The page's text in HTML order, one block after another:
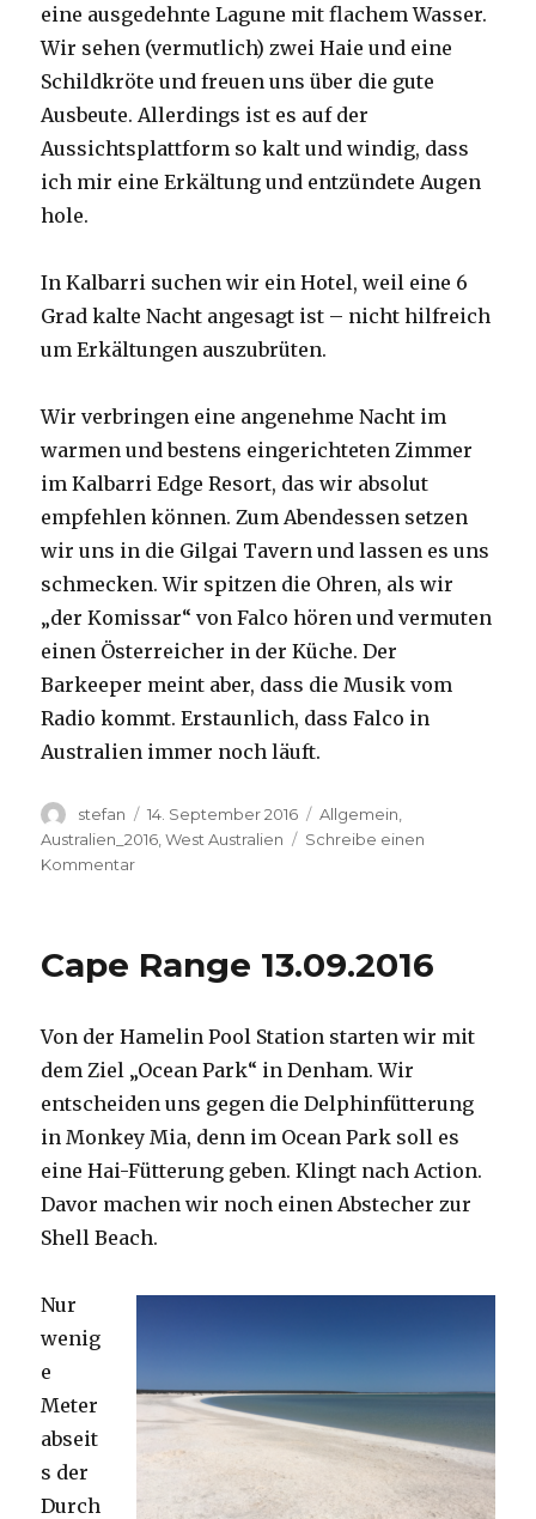
eine ausgedehnte Lagune mit flachem Wasser.
Wir sehen (vermutlich) zwei Haie und eine
Schildkröte und freuen uns über die gute
Ausbeute. Allerdings ist es auf der
Aussichtsplattform so kalt und windig, dass
ich mir eine Erkältung und entzündete Augen
hole.
In Kalbarri suchen wir ein Hotel, weil eine 6
Grad kalte Nacht angesagt ist – nicht hilfreich
um Erkältungen auszubrüten.
Wir verbringen eine angenehme Nacht im
warmen und bestens eingerichteten Zimmer
im Kalbarri Edge Resort, das wir absolut
empfehlen können. Zum Abendessen setzen
wir uns in die Gilgai Tavern und lassen es uns
schmecken. Wir spitzen die Ohren, als wir
„der Komissar“ von Falco hören und vermuten
einen Österreicher in der Küche. Der
Barkeeper meint aber, dass die Musik vom
Radio kommt. Erstaunlich, dass Falco in
Australien immer noch läuft.
Autor
stefan
Veröffentlicht
am
14. September 2016 Kategorien
Allgemein
Australien_2016 ,West Australien
Schreibe einen
Kommentarzu
Cape Range 13.09.2016
Von der Hamelin Pool Station starten wir mit
dem Ziel „Ocean Park“ in Denham. Wir
entscheiden uns gegen die Delphinfütterung
in Monkey Mia, denn im Ocean Park soll es
eine Hai-Fütterung geben. Klingt nach Action.
Davor machen wir noch einen Abstecher zur
Shell Beach.
Nur
wenig
e
Meter
abseit
s der
Durch